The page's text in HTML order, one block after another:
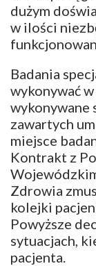
dużym
w ilości
Badania
wykonywać
wykonywane
zawartych
miejsce
Kontrakt z
Zdrowia
kolejki
Powyższe
sytuacjach,
pacjenta.